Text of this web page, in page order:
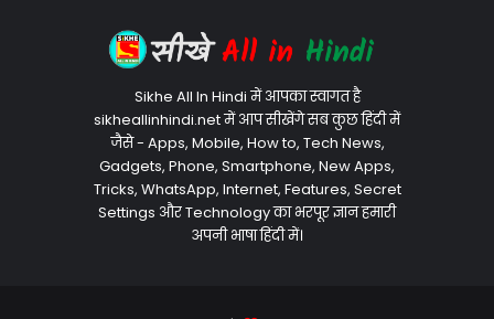
Sikhe All In Hindi में आपका स्वागत है
sikheallinhindi.net में आप सीखेंगे सब कुछ हिंदी में
जैसे - Apps, Mobile, How to, Tech News,
Gadgets, Phone, Smartphone, New Apps,
Tricks, WhatsApp, Internet, Features, Secret
Settings और Technology का भरपूर ज्ञान हमारी
अपनी भाषा हिंदी में।